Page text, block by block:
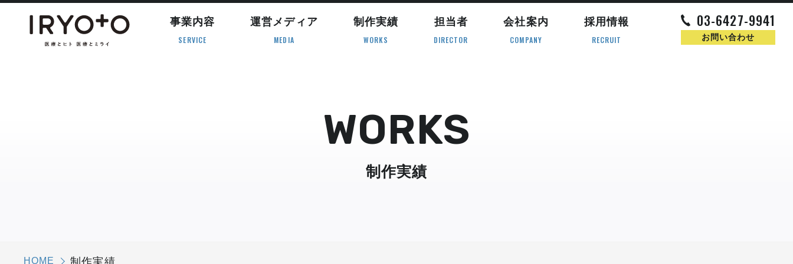
事業内容
SERVICE
運営メディア
MEDIA
制作実績
WORKS
担当者
DIRECTOR
会社案内
COMPANY
採用情報
RECRUIT
03-6427-9941
お問い合わせ
WORKS
制作実績
HOME 制作実績